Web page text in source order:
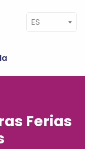
Select your language
Ferias